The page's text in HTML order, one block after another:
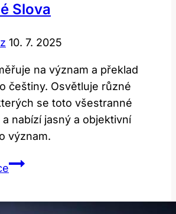
Slova
10. 7. 2025
na význam a překlad
češtiny. Osvětluje různé
se toto všestranné
nabízí jasný a objektivní
význam.
Light: